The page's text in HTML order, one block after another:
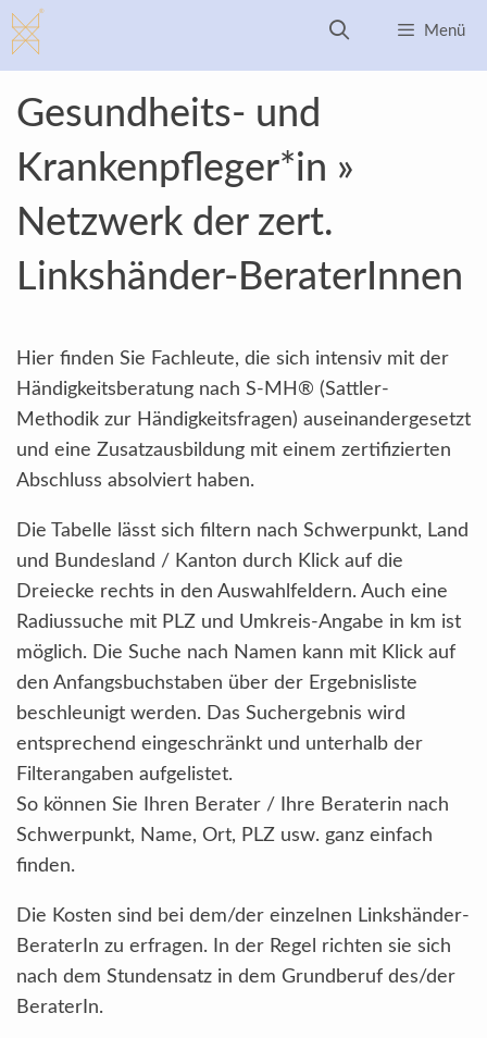
Zum
Inhalt
springen
Menü
Gesundheits- und
Krankenpfleger*in »
Netzwerk der zert.
Linkshänder-BeraterInnen
Hier finden Sie Fachleute, die sich intensiv mit der
Händigkeitsberatung nach S-MH® (Sattler-
Methodik zur Händigkeitsfragen) auseinandergesetzt
und eine Zusatzausbildung mit einem zertifizierten
Abschluss absolviert haben.
Die Tabelle lässt sich filtern nach Schwerpunkt, Land
und Bundesland / Kanton durch Klick auf die
Dreiecke rechts in den Auswahlfeldern. Auch eine
Radiussuche mit PLZ und Umkreis-Angabe in km ist
möglich. Die Suche nach Namen kann mit Klick auf
den Anfangsbuchstaben über der Ergebnisliste
beschleunigt werden. Das Suchergebnis wird
entsprechend eingeschränkt und unterhalb der
Filterangaben aufgelistet.
So können Sie Ihren Berater / Ihre Beraterin nach
Schwerpunkt, Name, Ort, PLZ usw. ganz einfach
finden.
Die Kosten sind bei dem/der einzelnen Linkshänder-
BeraterIn zu erfragen. In der Regel richten sie sich
nach dem Stundensatz in dem Grundberuf des/der
BeraterIn.